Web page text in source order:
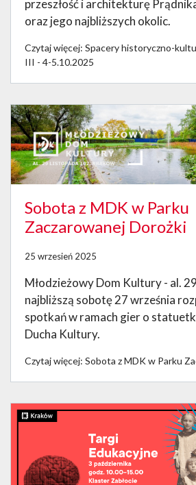
przeszłość i architekturę
oraz jego najbliższych okolic.
Czytaj więcej: Spacery historyczno-
III - 4-5.10.2025
Sobota z MDK w Parku
Zaczarowanej Dorożki
25 wrzesień 2025
Młodzieżowy Dom Kultury - al.
najbliższą sobotę 27 września
spotkań w ramach gier o
Ducha Kultury.
Czytaj więcej: Sobota z MDK w Parku